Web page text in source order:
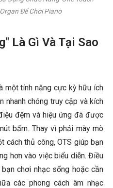
Để Chơi Piano
Là Gì Và Tại Sao
một tính năng cực kỳ hữu ích
nhanh chóng truy cập và kích
đệm và hiệu ứng đã được
bấm. Thay vì phải mày mò
cách thủ công, OTS giúp bạn
hơn vào việc biểu diễn. Điều
chơi nhạc sống hoặc cần
các phong cách âm nhạc